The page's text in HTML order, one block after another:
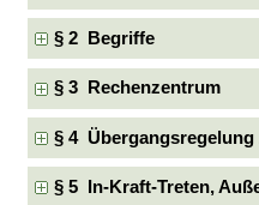
§ 2 Begriffe
§ 3 Rechenzentrum
§ 4
§ 5 In-Kraft-Treten,